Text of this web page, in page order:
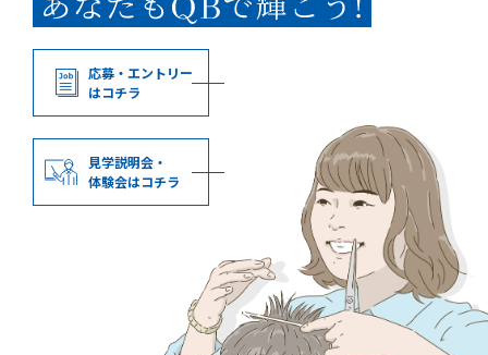
応募・エントリー
はコチラ
見学説明会・
体験会はコチラ